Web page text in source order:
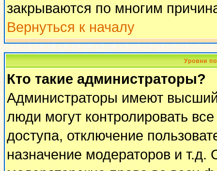
закрываются по многим
Вернуться к началу
Уровни
Кто такие администраторы?
Администраторы имеют
люди могут контролировать
доступа, отключение
назначение модераторов и